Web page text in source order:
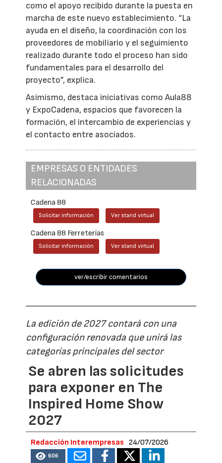
como el apoyo recibido durante la puesta en
marcha de este nuevo establecimiento. “La
ayuda en el diseño, la coordinación con los
proveedores de mobiliario y el seguimiento
realizado durante todo el proceso han sido
fundamentales para el desarrollo del
proyecto”, explica.
Asimismo, destaca iniciativas como Aula88
y ExpoCadena, espacios que favorecen la
formación, el intercambio de experiencias y
el contacto entre asociados.
EMPRESAS O ENTIDADES
RELACIONADAS
Cadena 88
Solicitar información Ver stand virtual
Cadena 88 Ferreterías
Solicitar información Ver stand virtual
ver/escribir comentarios
La edición de 2027 contará con una
configuración renovada que unirá las
categorías principales del sector
Se abren las solicitudes
para exponer en The
Inspired Home Show
2027
Redacción Interempresas 24/07/2026
606